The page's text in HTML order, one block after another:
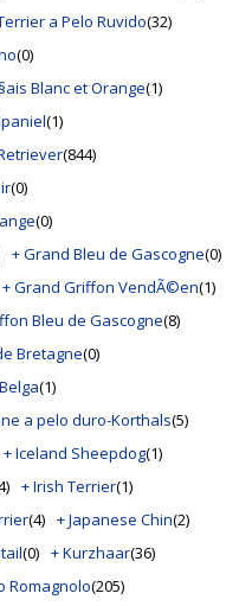
a Pelo Ruvido(32)
(0)
Blanc et Orange(1)
(1)
(844)
(0)
(0)
+ Grand Bleu de Gascogne(0)
+ Grand Griffon VendÃ©en(1)
Bleu de Gascogne(8)
Bretagne(0)
(1)
a pelo duro-Korthals(5)
+ Iceland Sheepdog(1)
+ Irish Terrier(1)
(4) + Japanese Chin(2)
(0) + Kurzhaar(36)
Romagnolo(205)